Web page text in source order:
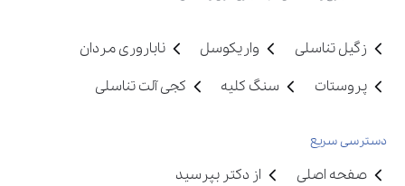
زگیل تناسلی واریکوسل
ناباروری مردان
پروستات
سنگ کلیه کجی آلت تناسلی
دسترسی سریع
صفحه اصلی
از دکتر بپرسید